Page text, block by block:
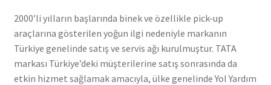
2000’li yılların başlarında binek ve özellikle pick-up
araçlarına gösterilen yoğun ilgi nedeniyle markanın
Türkiye genelinde satış ve servis ağı kurulmuştur. TATA
markası Türkiye’deki müşterilerine satış sonrasında da
etkin hizmet sağlamak amacıyla, ülke genelinde Yol Yardım